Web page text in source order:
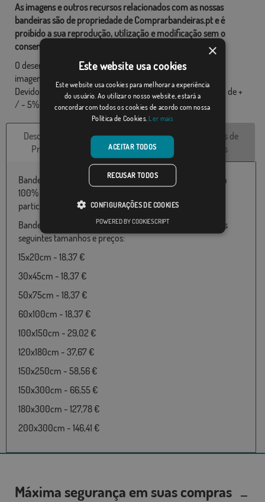
As imagens e outros recursos relacionados com as nossas
bandeiras são de propriedade de Comprarbandeiras.pt e é
proibido a sua reprodução, utilização e modificação sem o
consentimento expresso da empresa.
O desenho final pode diferir ligeiramente do mostrado na
imagem, as bandeiras são fornecidas sem mastro.
Devido ao formato de produção, pode haver uma variação de +
/ - 5% nas dimensões finais e tons de cores.
Descrição do
Produto
Características
técnicas
Avaliações de
clientes
Bandeira do España Cataluña FC Barcelona disponível em
100% poliéster e várias medidas de 060X100 até 180x300
particularmente adequado para uso ao ar livre.
Bandeira de España Cataluña FC Barcelona disponível nos
seguintes tamanhos e preços:
15x20cm - 18,37 €
30x45cm - 18,37 €
50x75cm - 18,37 €
60x100cm - 18,37 €
100x150cm - 29,02 €
120x180cm - 37,67 €
150x250cm - 58,56 €
150x300cm - 66,55 €
180x300cm - 127,78 €
200x300cm - 146,41 €
Máxima segurança em suas compras
×
Este website usa cookies
Este website usa cookies para melhorar a experiência
do usuário. Ao utilizar o nosso website, estará a
concordar com todos os cookies de acordo com nossa
Política de Cookies. Ler mais
ACEITAR TODOS
RECUSAR TODOS
CONFIGURAÇÕES DE COOKIES
POWERED BY COOKIESCRIPT